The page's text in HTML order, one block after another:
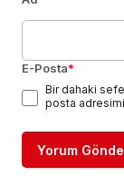
E-Posta*
Bir dahaki
posta
Yorum